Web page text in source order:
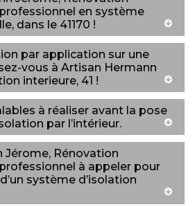
en système
dans le 41170 !
par application sur une
vous à Artisan Hermann
interieure, 41 !
à réaliser avant la pose
par l’intérieur.
Jérome, Rénovation
à appeler pour
système d’isolation